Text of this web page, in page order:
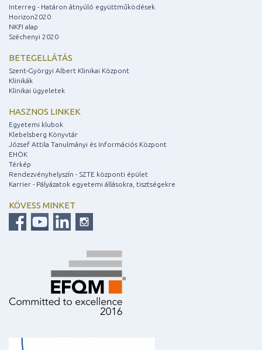
Interreg - Határon átnyúló együttműködések
Horizon2020
NKFI alap
Széchenyi 2020
BETEGELLÁTÁS
Szent-Györgyi Albert Klinikai Központ
Klinikák
Klinikai ügyeletek
HASZNOS LINKEK
Egyetemi klubok
Klebelsberg Könyvtár
József Attila Tanulmányi és Információs Központ
EHÖK
Térkép
Rendezvényhelyszín - SZTE központi épület
Karrier - Pályázatok egyetemi állásokra, tisztségekre
KÖVESS MINKET